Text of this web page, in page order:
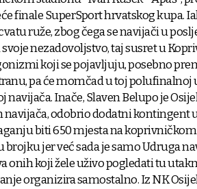
finale SuperSport hrvatskog kupa.
ruže, zbog čega se navijači u
nezadovoljstvo, taj susret u
koji se pojavljuju, posebno
pa će momčad u toj
Inače, Slaven Belupo je
odobrio dodatni kontingent
biti 650 mjesta na
jer već sada je samo Udruga
onih koji žele uživo pogledati tu
organizira samostalno. Iz NK